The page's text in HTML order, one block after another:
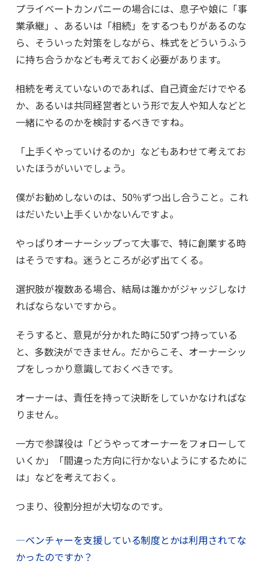
プライベートカンパニーの場合には、息子や娘に「事
業承継」、あるいは「相続」をするつもりがあるのな
ら、そういった対策をしながら、株式をどういうふう
に持ち合うかなども考えておく必要があります。
相続を考えていないのであれば、自己資金だけでやる
か、あるいは共同経営者という形で友人や知人などと
一緒にやるのかを検討するべきですね。
「上手くやっていけるのか」などもあわせて考えてお
いたほうがいいでしょう。
僕がお勧めしないのは、50％ずつ出し合うこと。これ
はだいたい上手くいかないんですよ。
やっぱりオーナーシップって大事で、特に創業する時
はそうですね。迷うところが必ず出てくる。
選択肢が複数ある場合、結局は誰かがジャッジしなけ
ればならないですから。
そうすると、意見が分かれた時に50ずつ持っている
と、多数決ができません。だからこそ、オーナーシッ
プをしっかり意識しておくべきです。
オーナーは、責任を持って決断をしていかなければな
りません。
一方で参謀役は「どうやってオーナーをフォローして
いくか」「間違った方向に行かないようにするために
は」などを考えておく。
つまり、役割分担が大切なのです。
―ベンチャーを支援している制度とかは利用されてな
かったのですか？